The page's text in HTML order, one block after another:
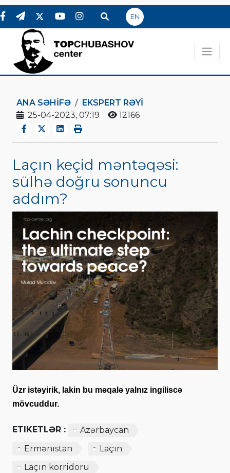
EN
ANA SƏHIFƏ
EKSPERT RƏYI
25-04-2023, 07:19
12166
Laçın keçid məntəqəsi:
sülhə doğru sonuncu
addım?
Üzr istəyirik, lakin bu məqalə yalnız ingiliscə
mövcuddur.
ETIKETLƏR :
Azərbaycan
Ermənistan
Laçın
Laçın korridoru